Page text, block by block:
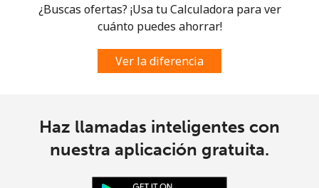
¿Buscas ofertas? ¡Usa tu Calculadora para ver
cuánto puedes ahorrar!
Ver la diferencia
Haz llamadas inteligentes con
nuestra aplicación gratuita.